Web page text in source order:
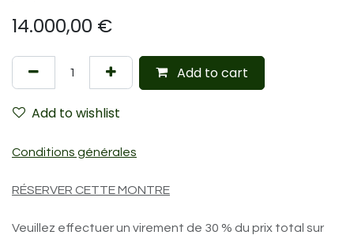
14.000,00 €
Add to cart
Add to wishlist
Conditions générales
RÉSERVER CETTE MONTRE
Veuillez effectuer un virement de 30 % du prix total sur